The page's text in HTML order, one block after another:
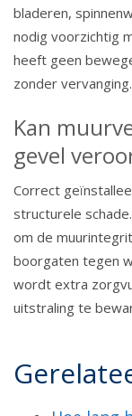
bladeren,
nodig voorzichtig
heeft geen
zonder vervanging.
Kan
gevel
Correct
structurele
om de
boorgaten tegen
wordt extra
uitstraling te